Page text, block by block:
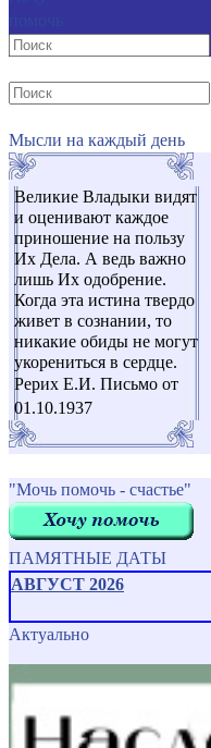
Мысли на каждый день
Великие Владыки видят
и оценивают каждое
приношение на пользу
Их Дела. А ведь важно
лишь Их одобрение.
Когда эта истина твердо
живет в сознании, то
никакие обиды не могут
укорениться в сердце.
Рерих Е.И. Письмо от
01.10.1937
"Мочь помочь - счастье"
ПАМЯТНЫЕ ДАТЫ
АВГУСТ 2026
Актуально